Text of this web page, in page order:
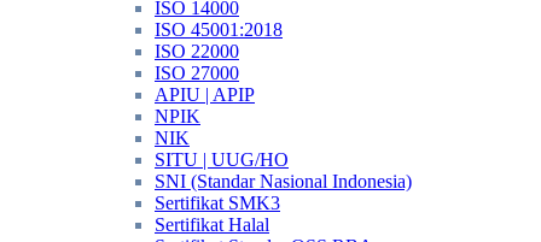
ISO 14000
ISO 45001:2018
ISO 22000
ISO 27000
APIU | APIP
NPIK
NIK
SITU | UUG/HO
SNI (Standar Nasional Indonesia)
Sertifikat SMK3
Sertifikat Halal